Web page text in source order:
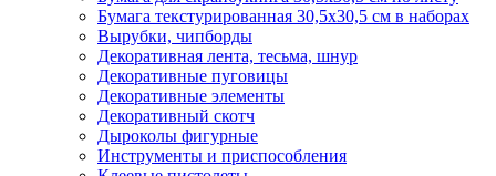
Бумага текстурированная 30,5х30,5 см в наборах
Вырубки, чипборды
Декоративная лента, тесьма, шнур
Декоративные пуговицы
Декоративные элементы
Декоративный скотч
Дыроколы фигурные
Инструменты и приспособления